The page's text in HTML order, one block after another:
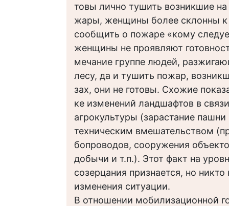
товы лично тушить возникшие на
жары, женщины более склонны к
сообщить о пожаре «кому
женщины не проявляют
мечание группе людей,
лесу, да и тушить пожар,
зах, они не готовы. Схожие
ке изменений ландшафтов в
агрокультуры (зарастание
техническим вмешательством
бопроводов, сооружения
добычи и т.п.). Этот факт на
созерцания признается, но никто
изменения ситуации.
В отношении мобилизационной